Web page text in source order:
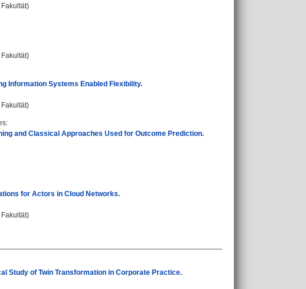
Information Systems Enabled Flexibility.
:
and Classical Approaches Used for Outcome Prediction.
for Actors in Cloud Networks.
Study of Twin Transformation in Corporate Practice.